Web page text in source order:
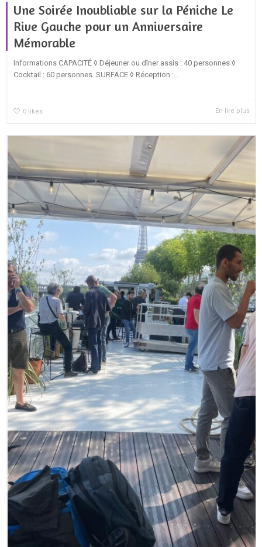
Une Soirée Inoubliable sur la Péniche Le
Rive Gauche pour un Anniversaire
Mémorable
Informations CAPACITÉ ◊ Déjeuner ou dîner assis : 40 personnes ◊
Cocktail : 60 personnes SURFACE ◊ Réception :...
0 likes En lire plus